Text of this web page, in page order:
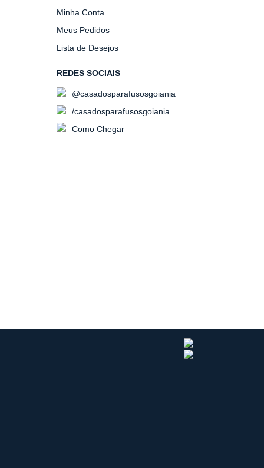
Minha Conta
Meus Pedidos
Lista de Desejos
REDES SOCIAIS
@casadosparafusosgoiania
/casadosparafusosgoiania
Como Chegar